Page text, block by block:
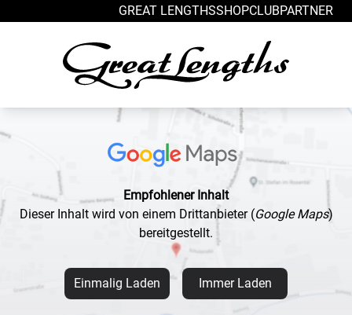
GREAT LENGTHSSHOPCLUBPARTNER
Empfohlener Inhalt
Dieser Inhalt wird von einem Drittanbieter (Google Maps)
bereitgestellt.
Einmalig Laden Immer Laden